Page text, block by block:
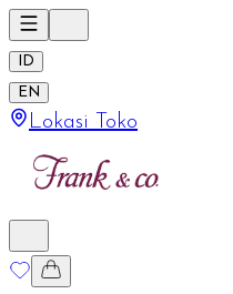
ID
EN
Lokasi Toko